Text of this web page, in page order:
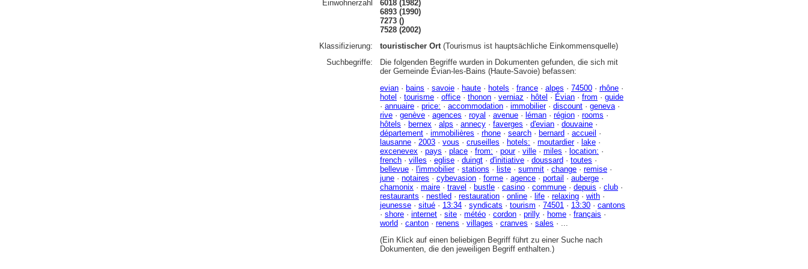
Einwohnerzahl
6018 (1982)
6893 (1990)
7273 ()
7528 (2002)
Klassifizierung:
touristischer Ort (Tourismus ist hauptsächliche Einkommensquelle)
Suchbegriffe:
Die folgenden Begriffe wurden in Dokumenten gefunden, die sich mit
der Gemeinde Évian-les-Bains (Haute-Savoie) befassen:
evian · bains · savoie · haute · hotels · france · alpes · 74500 · rhône ·
hotel · tourisme · office · thonon · verniaz · hôtel · Évian · from · guide
· annuaire · price: · accommodation · immobilier· discount · geneva ·
rive · genève · agences · royal · avenue · léman · région · rooms ·
hôtels · bernex · alps · annecy · faverges · d'evian · douvaine ·
département · immobilières · rhone · search · bernard · accueil ·
lausanne · 2003 · vous · cruseilles · hotels: · moutardier· lake ·
excenevex · pays · place · from: · pour· ville · miles · location: ·
french · villes · eglise · duingt · d'initiative · doussard · toutes ·
bellevue · l'immobilier· stations · liste · summit · change · remise ·
june · notaires · cybevasion · forme · agence · portail · auberge ·
chamonix · maire · travel · bustle · casino · commune · depuis · club ·
restaurants · nestled · restauration · online · life · relaxing · with ·
jeunesse · situé · 13:34 · syndicats · tourism · 74501 · 13:30 · cantons
· shore · internet · site · météo · cordon · prilly · home · français ·
world · canton · renens · villages · cranves · sales · ...
(Ein Klick auf einen beliebigen Begriff führt zu einer Suche nach
Dokumenten, die den jeweiligen Begriff enthalten.)